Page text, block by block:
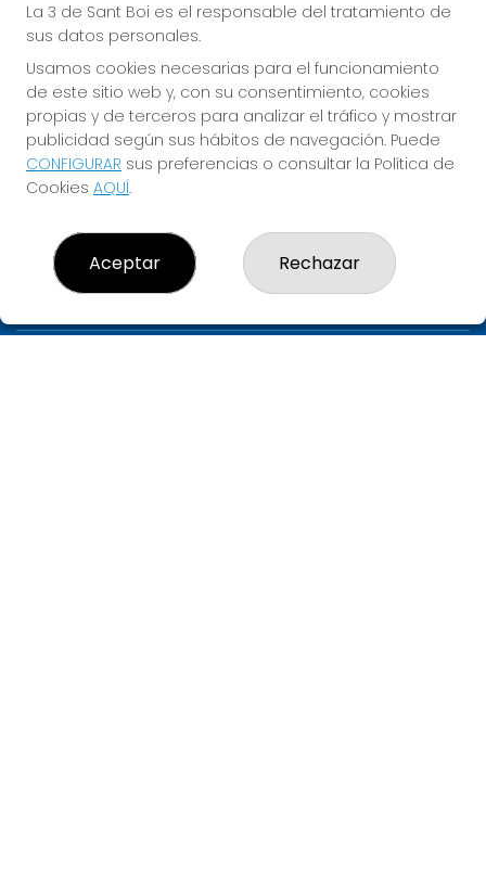
Sorteo del día 10-08-2026
PRÓXIMO BOTE MILLONARIO:
20.000€
JUGAR EURODREAMS
La 3 de Sant Boi es el responsable del tratamiento de
sus datos personales.
Usamos cookies necesarias para el funcionamiento
de este sitio web y, con su consentimiento, cookies
propias y de terceros para analizar el tráfico y mostrar
publicidad según sus hábitos de navegación. Puede
CONFIGURAR sus preferencias o consultar la Política de
Cookies AQUÍ.
Aceptar Rechazar